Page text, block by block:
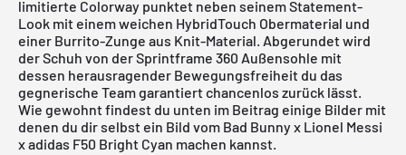
limitierte Colorway punktet neben seinem Statement-
Look mit einem weichen HybridTouch Obermaterial und
einer Burrito-Zunge aus Knit-Material. Abgerundet wird
der Schuh von der Sprintframe 360 Außensohle mit
dessen herausragender Bewegungsfreiheit du das
gegnerische Team garantiert chancenlos zurück lässt.
Wie gewohnt findest du unten im Beitrag einige Bilder mit
denen du dir selbst ein Bild vom Bad Bunny x Lionel Messi
x adidas F50 Bright Cyan machen kannst.